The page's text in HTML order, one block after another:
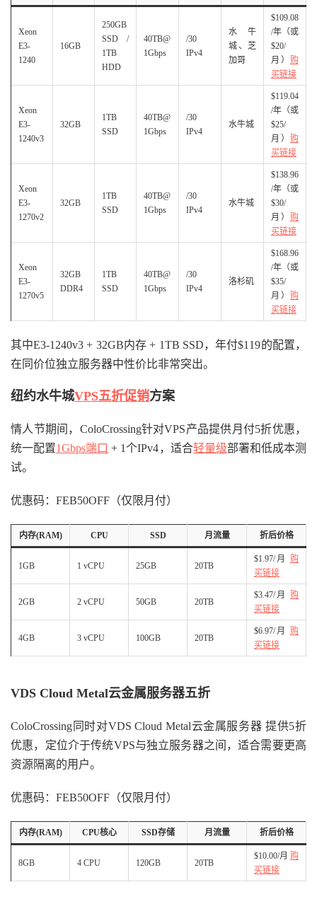
Xeon
E3-
1240
16GB
250GB
SSD /
1TB
HDD
40TB@
1Gbps
/30
IPv4
水牛
城、芝
加哥
$109.08
/年（或
$20/
月） 购
买链接
Xeon
E3-
1240v3
32GB
1TB
SSD
40TB@
1Gbps
/30
IPv4
水牛城
$119.04
/年（或
$25/
月） 购
买链接
Xeon
E3-
1270v2
32GB
1TB
SSD
40TB@
1Gbps
/30
IPv4
水牛城
$138.96
/年（或
$30/
月） 购
买链接
Xeon
E3-
1270v5
32GB
DDR4
1TB
SSD
40TB@
1Gbps
/30
IPv4
洛杉矶
$168.96
/年（或
$35/
月） 购
买链接
其中E3-1240v3 + 32GB内存 + 1TB SSD，年付$119的配置，
在同价位独立服务器中性价比非常突出。
纽约水牛城VPS五折促销方案
情人节期间，ColoCrossing针对VPS产品提供月付5折优惠，
统一配置1Gbps端口 + 1个IPv4，适合轻量级部署和低成本测
试。
优惠码：FEB50OFF（仅限月付）
内存(RAM) CPU SSD 月流量 折后价格
1GB 1 vCPU 25GB 20TB
$1.97/月 购
买链接
2GB 2 vCPU 50GB 20TB
$3.47/月 购
买链接
4GB 3 vCPU 100GB 20TB
$6.97/月 购
买链接
VDS Cloud Metal云金属服务器五折
ColoCrossing同时对VDS Cloud Metal云金属服务器 提供5折
优惠，定位介于传统VPS与独立服务器之间，适合需要更高
资源隔离的用户。
优惠码：FEB50OFF（仅限月付）
内存(RAM) CPU核心 SSD存储 月流量 折后价格
8GB 4 CPU 120GB 20TB
$10.00/月 购
买链接